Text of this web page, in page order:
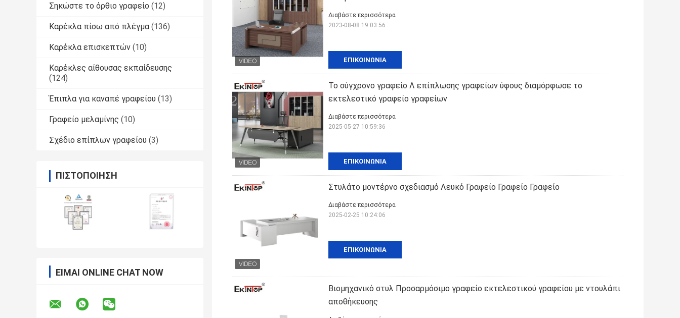
Σηκώστε το όρθιο γραφείο (12)
Καρέκλα πίσω από πλέγμα (136)
Καρέκλα επισκεπτών (10)
Καρέκλες αίθουσας εκπαίδευσης
(124)
Έπιπλα για καναπέ γραφείου (13)
Γραφείο μελαμίνης (10)
Σχέδιο επίπλων γραφείου (3)
ΠΙΣΤΟΠΟΊΗΣΗ
ΕΊΜΑΙ ONLINE CHAT NOW
ΕΠΙΚΟΙΝΩΝΊΑ
Διαβάστε περισσότερα
2023-08-08 19:03:56
Το σύγχρονο γραφείο Λ επίπλωσης γραφείων ύφους διαμόρφωσε το
εκτελεστικό γραφείο γραφείων
ΕΠΙΚΟΙΝΩΝΊΑ
Διαβάστε περισσότερα
2025-05-27 10:59:36
Στυλάτο μοντέρνο σχεδιασμό Λευκό Γραφείο Γραφείο Γραφείο
ΕΠΙΚΟΙΝΩΝΊΑ
Διαβάστε περισσότερα
2025-02-25 10:24:06
Βιομηχανικό στυλ Προσαρμόσιμο γραφείο εκτελεστικού γραφείου με ντουλάπι
αποθήκευσης